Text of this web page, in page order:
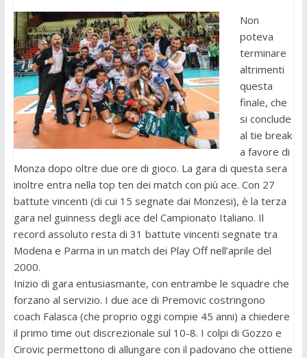
Non
poteva
terminare
altrimenti
questa
finale, che
si conclude
al tie break
a favore di
Monza dopo oltre due ore di gioco. La gara di questa sera
inoltre entra nella top ten dei match con più ace. Con 27
battute vincenti (di cui 15 segnate dai Monzesi), è la terza
gara nel guinness degli ace del Campionato Italiano. Il
record assoluto resta di 31 battute vincenti segnate tra
Modena e Parma in un match dei Play Off nell’aprile del
2000.
Inizio di gara entusiasmante, con entrambe le squadre che
forzano al servizio. I due ace di Premovic costringono
coach Falasca (che proprio oggi compie 45 anni) a chiedere
il primo time out discrezionale sul 10-8. I colpi di Gozzo e
Cirovic permettono di allungare con il padovano che ottiene